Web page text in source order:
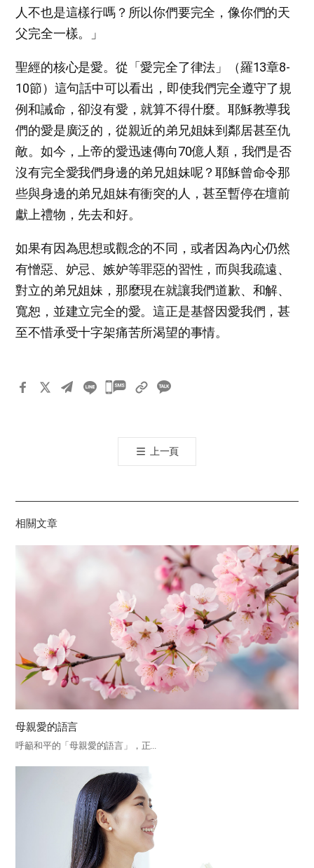
人不也是這樣行嗎？所以你們要完全，像你們的天
父完全一樣。」
聖經的核心是愛。從「愛完全了律法」（羅13章8-
10節）這句話中可以看出，即使我們完全遵守了規
例和誡命，卻沒有愛，就算不得什麼。耶穌教導我
們的愛是廣泛的，從親近的弟兄姐妹到鄰居甚至仇
敵。如今，上帝的愛迅速傳向70億人類，我們是否
沒有完全愛我們身邊的弟兄姐妹呢？耶穌曾命令那
些與身邊的弟兄姐妹有衝突的人，甚至暫停在壇前
獻上禮物，先去和好。
如果有因為思想或觀念的不同，或者因為內心仍然
有憎惡、妒忌、嫉妒等罪惡的習性，而與我疏遠、
對立的弟兄姐妹，那麼現在就讓我們道歉、和解、
寬恕，並建立完全的愛。這正是基督因愛我們，甚
至不惜承受十字架痛苦所渴望的事情。
카
톡
공
기
上一頁
相關文章
母親愛的語言
呼籲和平的「母親愛的語言」，正...